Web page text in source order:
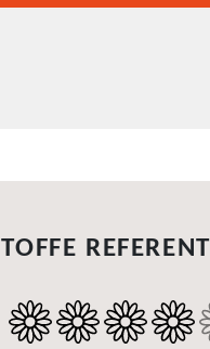
TOFFE